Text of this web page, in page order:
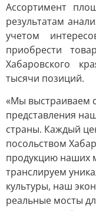
Ассортимент
результатам
учетом
приобрести
Хабаровского
тысячи позиций.
«Мы выстраиваем
представления
страны. Каждый
посольством
продукцию наших
транслируем
культуры, наш
реальные мосты